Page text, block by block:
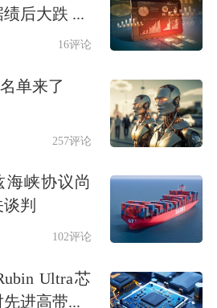
一期的答网友问中称，
而大多数汽车使用的刹
材质，暴露在潮湿空气
锈。
后大跌 ...
16评论
单来了
257评论
海峡协议尚
判
102评论
Ultra芯
进高带...